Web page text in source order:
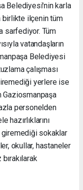
Belediyesi'nin karla
birlikte ilçenin tüm
sarfediyor. Tüm
vatandaşların
Belediyesi
çalışması
yerlere ise
Gaziosmanpaşa
personelden
hazırlıklarını
giremediği sokaklar
okullar, hastaneler